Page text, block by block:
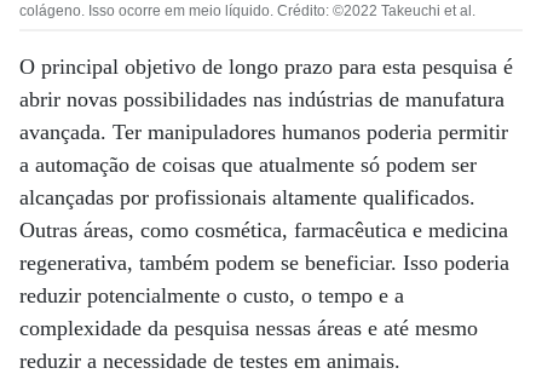
colágeno. Isso ocorre em meio líquido. Crédito: ©2022 Takeuchi et al.
O principal objetivo de longo prazo para esta pesquisa é
abrir novas possibilidades nas indústrias de manufatura
avançada. Ter manipuladores humanos poderia permitir
a automação de coisas que atualmente só podem ser
alcançadas por profissionais altamente qualificados.
Outras áreas, como cosmética, farmacêutica e medicina
regenerativa, também podem se beneficiar. Isso poderia
reduzir potencialmente o custo, o tempo e a
complexidade da pesquisa nessas áreas e até mesmo
reduzir a necessidade de testes em animais.